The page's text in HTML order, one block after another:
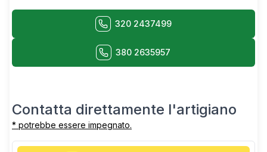
320 2437499
380 2635957
Contatta direttamente l'artigiano
* potrebbe essere impegnato.